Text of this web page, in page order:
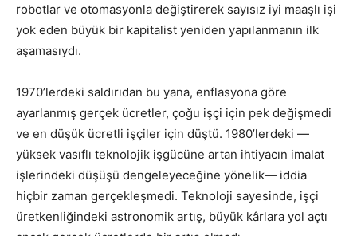
robotlar ve otomasyonla değiştirerek sayısız iyi maaşlı işi
yok eden büyük bir kapitalist yeniden yapılanmanın ilk
aşamasıydı.
1970’lerdeki saldırıdan bu yana, enflasyona göre
ayarlanmış gerçek ücretler, çoğu işçi için pek değişmedi
ve en düşük ücretli işçiler için düştü. 1980’lerdeki —
yüksek vasıflı teknolojik işgücüne artan ihtiyacın imalat
işlerindeki düşüşü dengeleyeceğine yönelik— iddia
hiçbir zaman gerçekleşmedi. Teknoloji sayesinde, işçi
üretkenliğindeki astronomik artış, büyük kârlara yol açtı